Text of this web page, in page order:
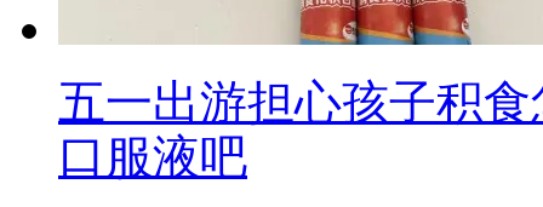
五一出游担心孩子积
口服液吧